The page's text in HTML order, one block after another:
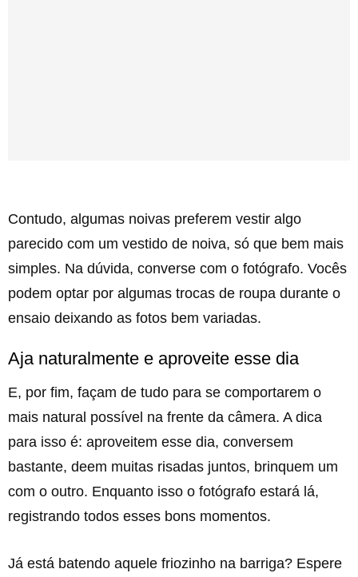
Contudo, algumas noivas preferem vestir algo
parecido com um vestido de noiva, só que bem mais
simples. Na dúvida, converse com o fotógrafo. Vocês
podem optar por algumas trocas de roupa durante o
ensaio deixando as fotos bem variadas.
Aja naturalmente e aproveite esse dia
E, por fim, façam de tudo para se comportarem o
mais natural possível na frente da câmera. A dica
para isso é: aproveitem esse dia, conversem
bastante, deem muitas risadas juntos, brinquem um
com o outro. Enquanto isso o fotógrafo estará lá,
registrando todos esses bons momentos.
Já está batendo aquele friozinho na barriga? Espere